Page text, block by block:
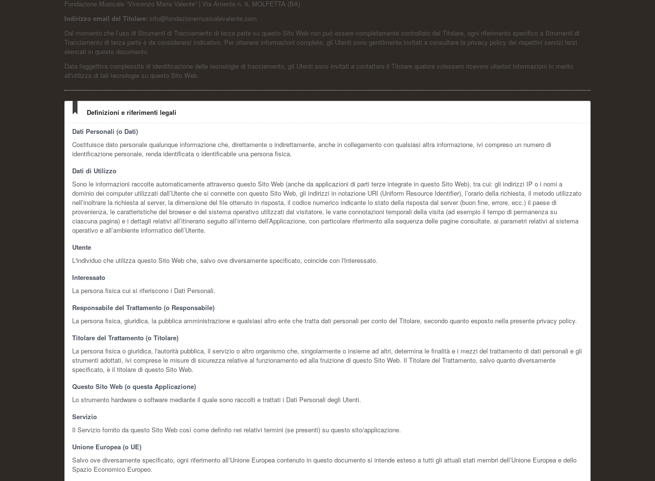
Fondazione Musicale “Vincenzo Maria Valente” | Via Amente n. 9, MOLFETTA (BA)
Indirizzo email del Titolare: info@fondazionemusicalevalente.com
Dal momento che l’uso di Strumenti di Tracciamento di terza parte su questo Sito Web non può essere completamente controllato dal Titolare, ogni riferimento specifico a Strumenti di
Tracciamento di terza parte è da considerarsi indicativo. Per ottenere informazioni complete, gli Utenti sono gentilmente invitati a consultare la privacy policy dei rispettivi servizi terzi
elencati in questo documento.
Data l'oggettiva complessità di identificazione delle tecnologie di tracciamento, gli Utenti sono invitati a contattare il Titolare qualora volessero ricevere ulteriori informazioni in merito
all'utilizzo di tali tecnologie su questo Sito Web.
Definizioni e riferimenti legali
Dati Personali (o Dati)
Costituisce dato personale qualunque informazione che, direttamente o indirettamente, anche in collegamento con qualsiasi altra informazione, ivi compreso un numero di
identificazione personale, renda identificata o identificabile una persona fisica.
Dati di Utilizzo
Sono le informazioni raccolte automaticamente attraverso questo Sito Web (anche da applicazioni di parti terze integrate in questo Sito Web), tra cui: gli indirizzi IP o i nomi a
dominio dei computer utilizzati dall’Utente che si connette con questo Sito Web, gli indirizzi in notazione URI (Uniform Resource Identifier), l’orario della richiesta, il metodo utilizzato
nell’inoltrare la richiesta al server, la dimensione del file ottenuto in risposta, il codice numerico indicante lo stato della risposta dal server (buon fine, errore, ecc.) il paese di
provenienza, le caratteristiche del browser e del sistema operativo utilizzati dal visitatore, le varie connotazioni temporali della visita (ad esempio il tempo di permanenza su
ciascuna pagina) e i dettagli relativi all’itinerario seguito all’interno dell’Applicazione, con particolare riferimento alla sequenza delle pagine consultate, ai parametri relativi al sistema
operativo e all’ambiente informatico dell’Utente.
Utente
L'individuo che utilizza questo Sito Web che, salvo ove diversamente specificato, coincide con l'Interessato.
Interessato
La persona fisica cui si riferiscono i Dati Personali.
Responsabile del Trattamento (o Responsabile)
La persona fisica, giuridica, la pubblica amministrazione e qualsiasi altro ente che tratta dati personali per conto del Titolare, secondo quanto esposto nella presente privacy policy.
Titolare del Trattamento (o Titolare)
La persona fisica o giuridica, l'autorità pubblica, il servizio o altro organismo che, singolarmente o insieme ad altri, determina le finalità e i mezzi del trattamento di dati personali e gli
strumenti adottati, ivi comprese le misure di sicurezza relative al funzionamento ed alla fruizione di questo Sito Web. Il Titolare del Trattamento, salvo quanto diversamente
specificato, è il titolare di questo Sito Web.
Questo Sito Web (o questa Applicazione)
Lo strumento hardware o software mediante il quale sono raccolti e trattati i Dati Personali degli Utenti.
Servizio
Il Servizio fornito da questo Sito Web così come definito nei relativi termini (se presenti) su questo sito/applicazione.
Unione Europea (o UE)
Salvo ove diversamente specificato, ogni riferimento all’Unione Europea contenuto in questo documento si intende esteso a tutti gli attuali stati membri dell’Unione Europea e dello
Spazio Economico Europeo.